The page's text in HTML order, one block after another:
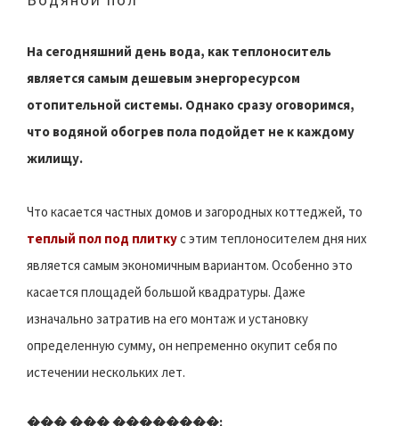
На сегодняшний день вода, как теплоноситель
является самым дешевым энергоресурсом
отопительной системы. Однако сразу оговоримся,
что водяной обогрев пола подойдет не к каждому
жилищу.
Что касается частных домов и загородных коттеджей, то
теплый пол под плиткус этим теплоносителем дня них
является самым экономичным вариантом. Особенно это
касается площадей большой квадратуры. Даже
изначально затратив на его монтаж и установку
определенную сумму, он непременно окупит себя по
истечении нескольких лет.
��� ��� ��������: